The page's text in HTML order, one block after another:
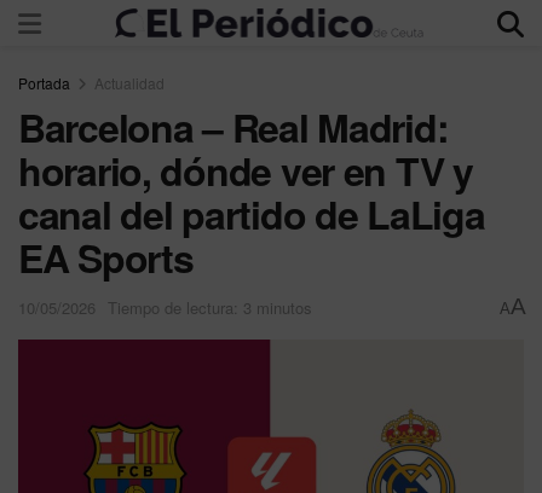
Portada Actualidad
Barcelona – Real Madrid:
horario, dónde ver en TV y
canal del partido de LaLiga
EA Sports
10/05/2026 Tiempo de lectura: 3 minutos AA